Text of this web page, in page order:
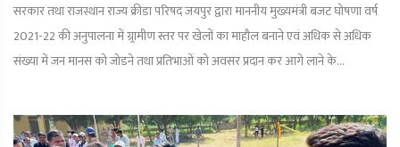
सरकार तथा राजस्थान राज्य क्रीडा परिषद जयपुर द्वारा माननीय मुख्यमंत्री बजट घोषणा वर्ष
2021-22 की अनुपालना में ग्र्रामीण स्तर पर खेलों का माहौल बनाने एवं अधिक से अधिक
संख्या में जन मानस को जोडने तथा प्रतिभाओं को अवसर प्रदान कर आगे लाने के...